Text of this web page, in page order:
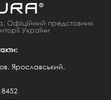
Офіційний представник
України
Ярославський,